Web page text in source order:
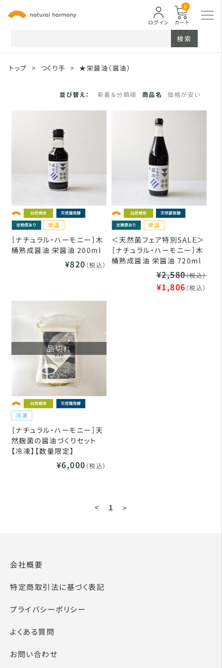
カート
0
ログイン
検索
トップ > つくり手 > ★栄醤油（醤油）
並び替え： 新着＆分類順 商品名 価格が安い
［ナチュラル・ハーモニー］木
桶熟成醤油 栄醤油 200ml
¥820 （税込）
＜天然菌フェア特別SALE＞
［ナチュラル・ハーモニー］木
桶熟成醤油 栄醤油 720ml
¥2,580（税込）
¥1,806 （税込）
品切れ
［ナチュラル・ハーモニー］天
然麹菌の醤油づくりセット
【冷凍】【数量限定】
¥6,000 （税込）
< 1 >
会社概要
特定商取引法に基づく表記
プライバシーポリシー
よくある質問
お問い合わせ